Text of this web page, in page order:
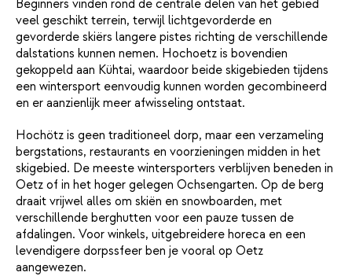
Beginners vinden rond de centrale delen van het gebied
veel geschikt terrein, terwijl lichtgevorderde en
gevorderde skiërs langere pistes richting de verschillende
dalstations kunnen nemen. Hochoetz is bovendien
gekoppeld aan Kühtai, waardoor beide skigebieden tijdens
een wintersport eenvoudig kunnen worden gecombineerd
en er aanzienlijk meer afwisseling ontstaat.
Hochötz is geen traditioneel dorp, maar een verzameling
bergstations, restaurants en voorzieningen midden in het
skigebied. De meeste wintersporters verblijven beneden in
Oetz of in het hoger gelegen Ochsengarten. Op de berg
draait vrijwel alles om skiën en snowboarden, met
verschillende berghutten voor een pauze tussen de
afdalingen. Voor winkels, uitgebreidere horeca en een
levendigere dorpssfeer ben je vooral op Oetz
aangewezen.